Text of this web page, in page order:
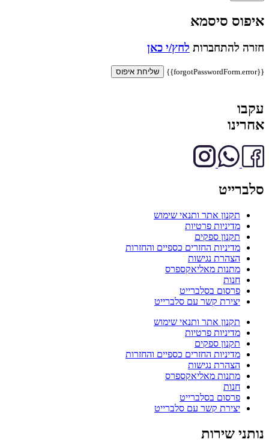
איפוס סיסמא
חזרה להתחברות לחץ/י כאן
{{forgotPasswordForm.error}} שליחת איפוס
עקבו
אחרינו
סלברייט
תקנון אתר ותנאי שימוש
מדיניות פרטיות
תקנון ספקים
מדיניות החזרים כספיים והחזרות
הצהרת נגישות
מתנות מאליאקספרס
חנות
פרסום בסלברייט
יצירת קשר עם סלברייט
תקנון אתר ותנאי שימוש
מדיניות פרטיות
תקנון ספקים
מדיניות החזרים כספיים והחזרות
הצהרת נגישות
מתנות מאליאקספרס
חנות
פרסום בסלברייט
יצירת קשר עם סלברייט
נותני שירות